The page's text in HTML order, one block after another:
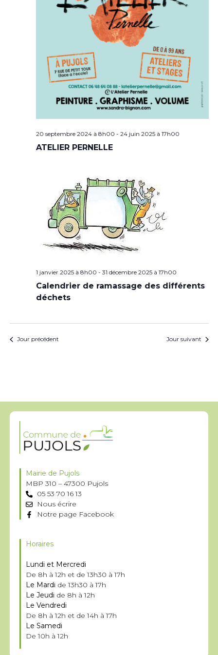
20 septembre 2024 à 8h00 - 24 juin 2025 à 17h00
ATELIER PERNELLE
1 janvier 2025 à 8h00 - 31 décembre 2025 à 17h00
Calendrier de ramassage des différents
déchets
Jour précédent Jour suivant
Mairie de Pujols
MBP 310 – 47300 Pujols
05 53 70 16 13
Nous écrire
Notre page Facebook
Horaires
Lundi et Mercredi
De 8h à 12h et de 13h30 à 17h
Le Mardi de 13h30 à 17h
Le Jeudi de 8h à 12h
Le Vendredi
De 8h à 12h et de 14h à 17h
Le Samedi
De 10h à 12h